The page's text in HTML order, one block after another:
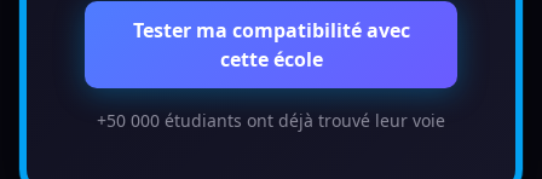
Tester ma compatibilité avec
cette école
+50 000 étudiants ont déjà trouvé leur voie